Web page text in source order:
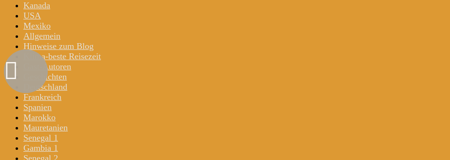
Kanada
USA
Mexiko
Allgemein
Hinweise zum Blog
Klima-beste Reisezeit
Gast-Autoren
Geschichten
Deutschland
Frankreich
Spanien
Marokko
Mauretanien
Senegal 1
Gambia 1